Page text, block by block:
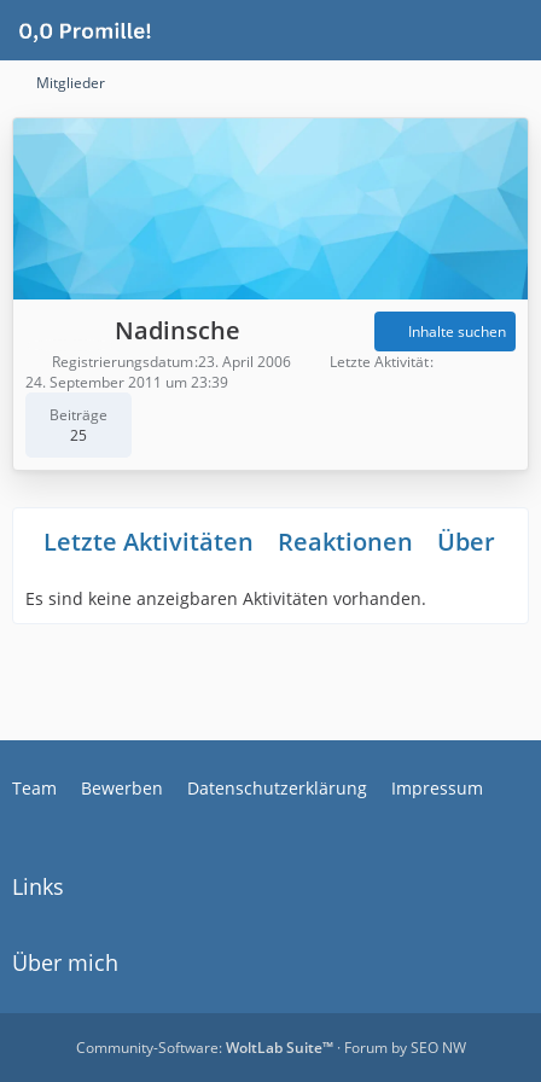
Mitglieder
Nadinsche
Beiträge
25
Inhalte suchen
Registrierungsdatum 23. April 2006
Letzte Aktivität
24. September 2011 um 23:39
Letzte Aktivitäten Reaktionen Über
Es sind keine anzeigbaren Aktivitäten vorhanden.
Team Bewerben Datenschutzerklärung Impressum
Links
Über mich
Community-Software:WoltLab Suite™· Forum bySEO NW